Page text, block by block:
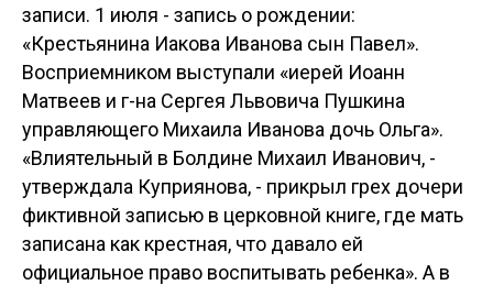
записи. 1 июля - запись о рождении:
«Крестьянина Иакова Иванова сын Павел».
Восприемником выступали «иерей Иоанн
Матвеев и г-на Сергея Львовича Пушкина
управляющего Михаила Иванова дочь Ольга».
«Влиятельный в Болдине Михаил Иванович, -
утверждала Куприянова, - прикрыл грех дочери
фиктивной записью в церковной книге, где мать
записана как крестная, что давало ей
официальное право воспитывать ребенка». А в